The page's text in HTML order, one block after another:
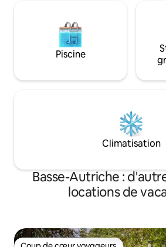
Piscine
Climatisation
Basse-Autriche :
locations de